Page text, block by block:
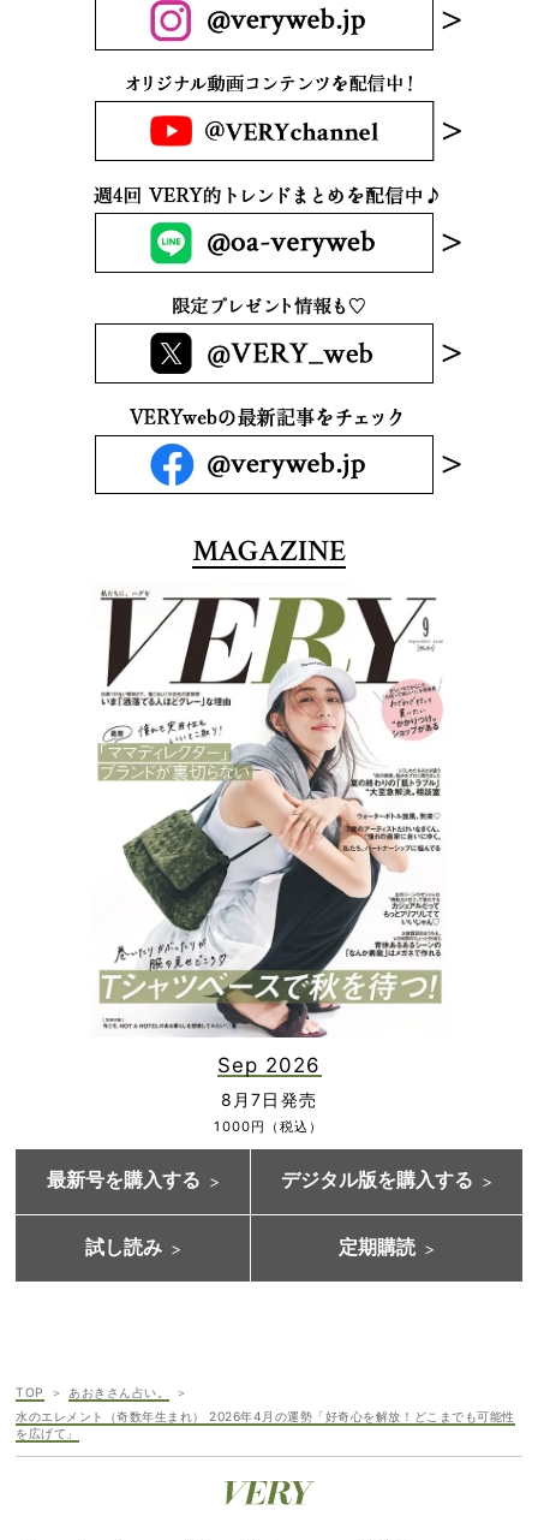
MAGAZINE
Sep 2026
8月7日発売
1000円（税込）
最新号を購入する デジタル版を購入する
試し読み 定期購読
TOP
あおきさん占い。
水のエレメント（奇数年生まれ） 2026年4月の運勢「好奇心を解放！どこまでも可能性
を広げて」